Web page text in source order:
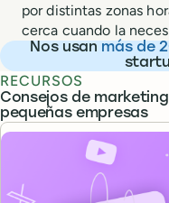
por distintas zonas
cerca cuando la
Nos usan más de
RECURSOS
Consejos de
pequeñas empresas